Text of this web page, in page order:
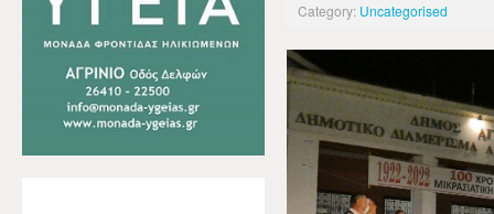
Category: Uncategorised